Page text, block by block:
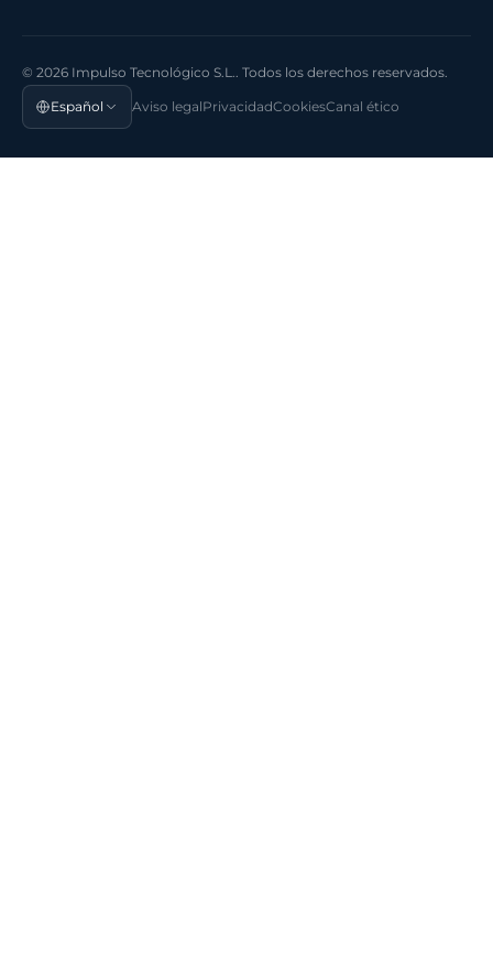
© 2026 Impulso Tecnológico S.L.. Todos los derechos reservados.
Español Aviso legalPrivacidadCookiesCanal ético